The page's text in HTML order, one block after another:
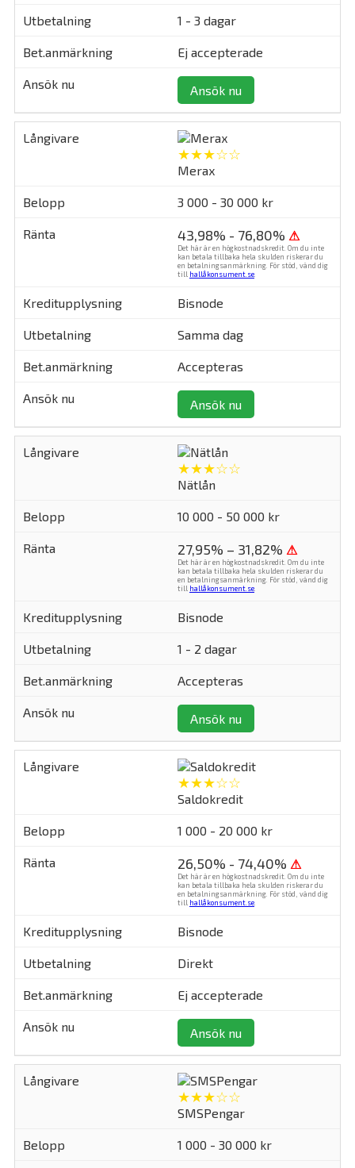
1 - 3 dagar
Ej accepterade
Ansök nu
★★★☆☆
Merax
3 000 - 30 000 kr
43,98% - 76,80% ⚠
Det här är en högkostnadskredit. Om du inte
kan betala tillbaka hela skulden riskerar du
en betalningsanmärkning. För stöd, vänd dig
till hallåkonsument.se.
Bisnode
Samma dag
Accepteras
Ansök nu
★★★☆☆
Nätlån
10 000 - 50 000 kr
27,95% – 31,82% ⚠
Det här är en högkostnadskredit. Om du inte
kan betala tillbaka hela skulden riskerar du
en betalningsanmärkning. För stöd, vänd dig
till hallåkonsument.se.
Bisnode
1 - 2 dagar
Accepteras
Ansök nu
★★★☆☆
Saldokredit
1 000 - 20 000 kr
26,50% - 74,40% ⚠
Det här är en högkostnadskredit. Om du inte
kan betala tillbaka hela skulden riskerar du
en betalningsanmärkning. För stöd, vänd dig
till hallåkonsument.se.
Bisnode
Direkt
Ej accepterade
Ansök nu
★★★☆☆
SMSPengar
1 000 - 30 000 kr